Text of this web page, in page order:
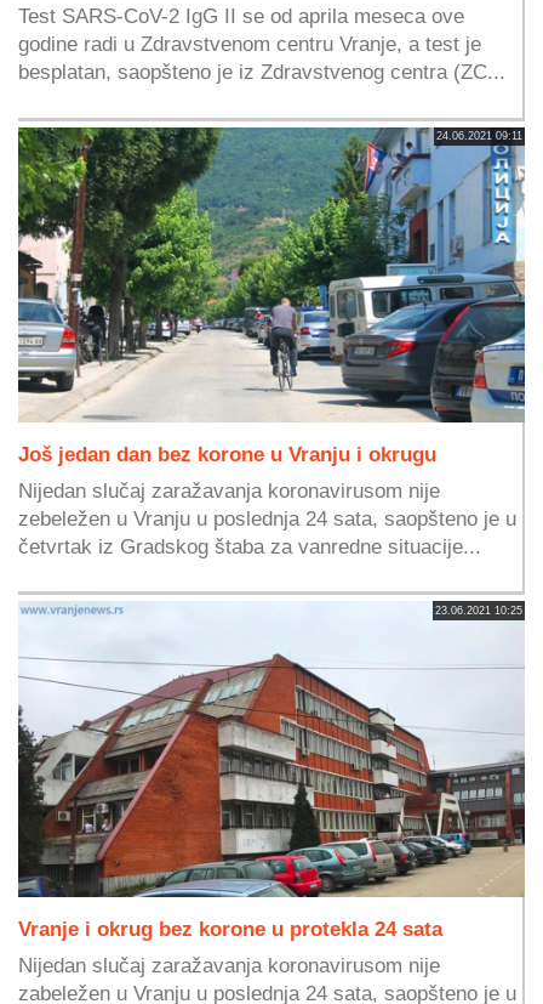
Test SARS-CoV-2 IgG II se od aprila meseca ove
godine radi u Zdravstvenom centru Vranje, a test je
besplatan, saopšteno je iz Zdravstvenog centra (ZC...
24.06.2021 09:11
Još jedan dan bez korone u Vranju i okrugu
Nijedan slučaj zaražavanja koronavirusom nije
zebeležen u Vranju u poslednja 24 sata, saopšteno je u
četvrtak iz Gradskog štaba za vanredne situacije...
23.06.2021 10:25
Vranje i okrug bez korone u protekla 24 sata
Nijedan slučaj zaražavanja koronavirusom nije
zabeležen u Vranju u poslednja 24 sata, saopšteno je u